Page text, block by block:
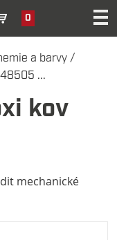
0
a barvy /
...
kov
mechanické